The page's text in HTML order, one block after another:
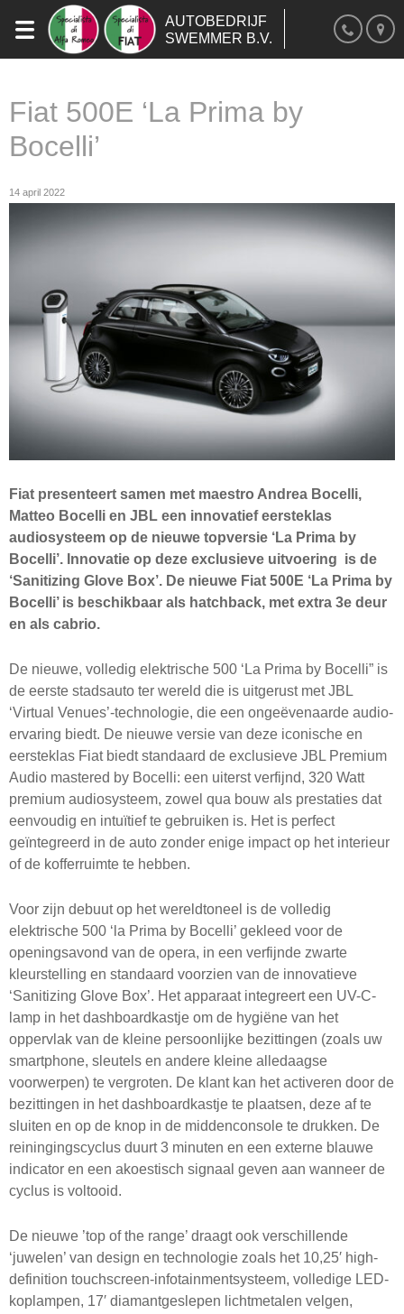
AUTOBEDRIJF
SWEMMER B.V.
Fiat 500E ‘La Prima by
Bocelli’
14 april 2022
Fiat presenteert samen met maestro Andrea Bocelli,
Matteo Bocelli en JBL een innovatief eersteklas
audiosysteem op de nieuwe topversie ‘La Prima by
Bocelli’. Innovatie op deze exclusieve uitvoering is de
‘Sanitizing Glove Box’. De nieuwe Fiat 500E ‘La Prima by
Bocelli’ is beschikbaar als hatchback, met extra 3e deur
en als cabrio.
De nieuwe, volledig elektrische 500 ‘La Prima by Bocelli” is
de eerste stadsauto ter wereld die is uitgerust met JBL
‘Virtual Venues’-technologie, die een ongeëvenaarde audio-
ervaring biedt. De nieuwe versie van deze iconische en
eersteklas Fiat biedt standaard de exclusieve JBL Premium
Audio mastered by Bocelli: een uiterst verfijnd, 320 Watt
premium audiosysteem, zowel qua bouw als prestaties dat
eenvoudig en intuïtief te gebruiken is. Het is perfect
geïntegreerd in de auto zonder enige impact op het interieur
of de kofferruimte te hebben.
Voor zijn debuut op het wereldtoneel is de volledig
elektrische 500 ‘la Prima by Bocelli’ gekleed voor de
openingsavond van de opera, in een verfijnde zwarte
kleurstelling en standaard voorzien van de innovatieve
‘Sanitizing Glove Box’. Het apparaat integreert een UV-C-
lamp in het dashboardkastje om de hygiëne van het
oppervlak van de kleine persoonlijke bezittingen (zoals uw
smartphone, sleutels en andere kleine alledaagse
voorwerpen) te vergroten. De klant kan het activeren door de
bezittingen in het dashboardkastje te plaatsen, deze af te
sluiten en op de knop in de middenconsole te drukken. De
reiningingscyclus duurt 3 minuten en een externe blauwe
indicator en een akoestisch signaal geven aan wanneer de
cyclus is voltooid.
De nieuwe ’top of the range’ draagt ook verschillende
‘juwelen’ van design en technologie zoals het 10,25′ high-
definition touchscreen-infotainmentsysteem, volledige LED-
koplampen, 17′ diamantgeslepen lichtmetalen velgen,